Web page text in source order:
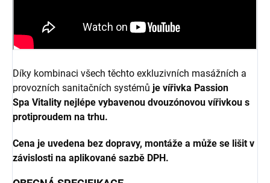
Díky kombinaci všech těchto exkluzivních masážních a
provozních sanitačních systémů je vířivka Passion
Spa Vitality nejlépe vybavenou dvouzónovou vířivkou s
protiproudem na trhu.
Cena je uvedena bez dopravy, montáže a může se lišit v
závislosti na aplikované sazbě DPH.